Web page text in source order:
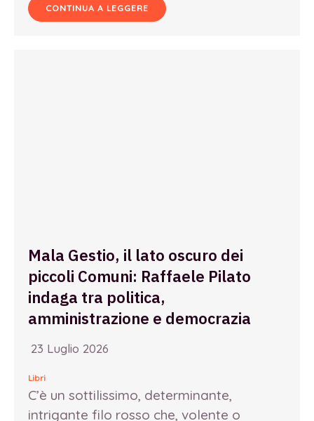
CONTINUA A LEGGERE
Mala Gestio, il lato oscuro dei
piccoli Comuni: Raffaele Pilato
indaga tra politica,
amministrazione e democrazia
23 Luglio 2026
Libri
C’è un sottilissimo, determinante,
intrigante filo rosso che, volente o